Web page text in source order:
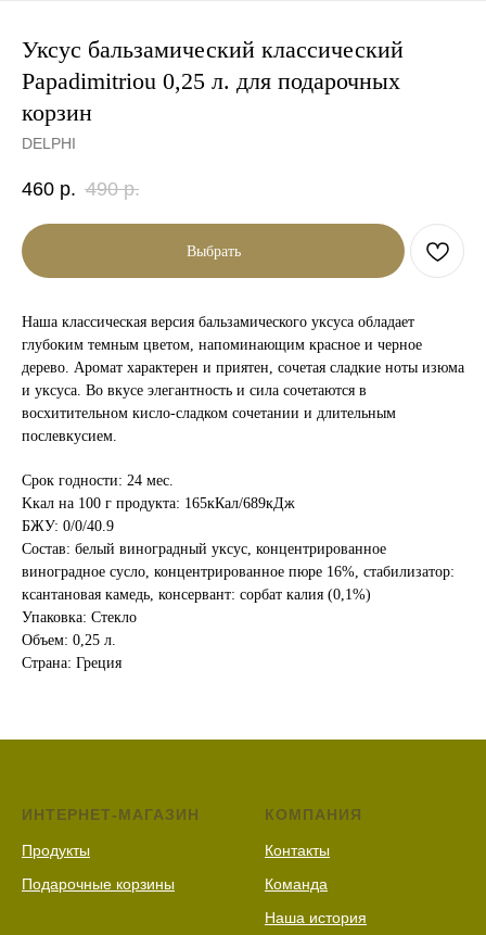
Уксус бальзамический классический
Papadimitriou 0,25 л. для подарочных
корзин
DELPHI
460 р. 490 р.
Выбрать
Наша классическая версия бальзамического уксуса обладает
глубоким темным цветом, напоминающим красное и черное
дерево. Аромат характерен и приятен, сочетая сладкие ноты изюма
и уксуса. Во вкусе элегантность и сила сочетаются в
восхитительном кисло-сладком сочетании и длительным
послевкусием.
Срок годности: 24 мес.
Kкал на 100 г продукта: 165кКал/689кДж
БЖУ: 0/0/40.9
Состав: белый виноградный уксус, концентрированное
виноградное сусло, концентрированное пюре 16%, стабилизатор:
ксантановая камедь, консервант: сорбат калия (0,1%)
Упаковка: Стекло
Объем: 0,25 л.
Страна: Греция
ИНТЕРНЕТ-МАГАЗИН
Продукты
Подарочные корзины
КОМПАНИЯ
Контакты
Команда
Наша история